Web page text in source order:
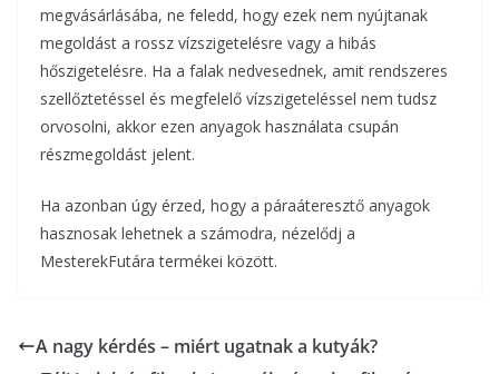
megvásárlásába, ne feledd, hogy ezek nem nyújtanak
megoldást a rossz vízszigetelésre vagy a hibás
hőszigetelésre. Ha a falak nedvesednek, amit rendszeres
szellőztetéssel és megfelelő vízszigeteléssel nem tudsz
orvosolni, akkor ezen anyagok használata csupán
részmegoldást jelent.
Ha azonban úgy érzed, hogy a páraáteresztő anyagok
hasznosak lehetnek a számodra, nézelődj a
MesterekFutára termékei között.
A nagy kérdés – miért ugatnak a kutyák?